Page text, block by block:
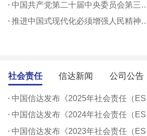
中国共产党第二十届中央委员会
推进中国式现代化必须增
社会责任 信达新闻 公司公告